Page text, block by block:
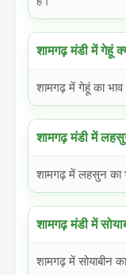
शामगढ़ मंडी में गेहूं
शामगढ़ में गेहूं का
शामगढ़ मंडी में
शामगढ़ में लहसुन
शामगढ़ मंडी में
शामगढ़ में